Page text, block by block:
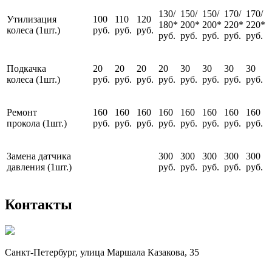
Утилизация
колеса (1шт.)
100
руб.
110
руб.
120
руб.
130/
180*
руб.
150/
200*
руб.
150/
200*
руб.
170/
220*
руб.
170/
220*
руб.
Подкачка
колеса (1шт.)
20
руб.
20
руб.
20
руб.
20
руб.
30
руб.
30
руб.
30
руб.
30
руб.
Ремонт
прокола (1шт.)
160
руб.
160
руб.
160
руб.
160
руб.
160
руб.
160
руб.
160
руб.
160
руб.
Замена датчика
давления (1шт.)
300
руб.
300
руб.
300
руб.
300
руб.
300
руб.
Контакты
Санкт-Петербург, улица Маршала Казакова, 35